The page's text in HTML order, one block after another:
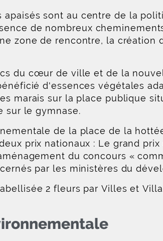
apaisés sont au centre de la
de nombreux
zone de rencontre, la création
du cœur de ville et de la
d'essences végétales
marais sur la place publique
sur le gymnase.
de la place de la
prix nationaux : Le grand
du concours «
par les ministères du
2 fleurs par Villes et